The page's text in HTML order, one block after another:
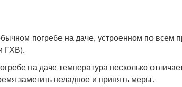
погребе на даче, устроенном по всем
ГХВ).
на даче температура несколько
заметить неладное и принять меры.